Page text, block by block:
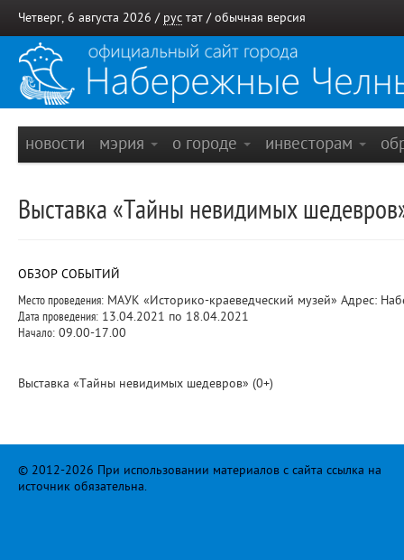
Четверг, 6 августа 2026 / рус тат / обычная версия
новости мэрия о городе инвесторам
Выставка «Тайны невидимых
ОБЗОР СОБЫТИЙ
Место проведения: МАУК «Историко-краеведческий музей» Адрес:
Дата проведения: 13.04.2021 по 18.04.2021
Начало: 09.00-17.00
Выставка «Тайны невидимых шедевров» (0+)
© 2012-2026 При использовании материалов с сайта ссылка на
источник обязательна.